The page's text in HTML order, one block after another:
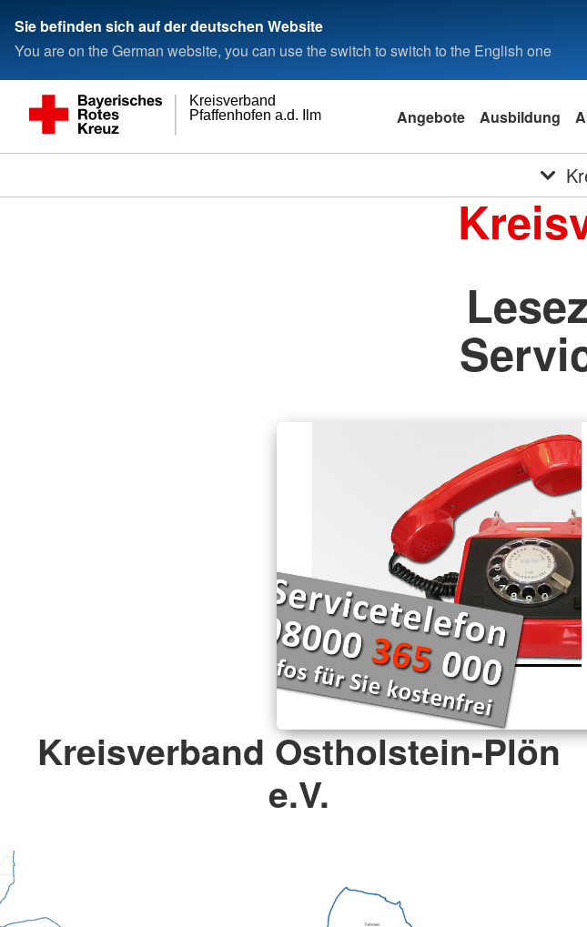
Sie befinden sich auf der deutschen Website
You are on the German website, you can use the switch to switch to the English one
Pfaffenhofen a.d. Ilm
Kreisverband
Angebote Ausbildung
Kreisverband Ostholstein-Plön
e.V.